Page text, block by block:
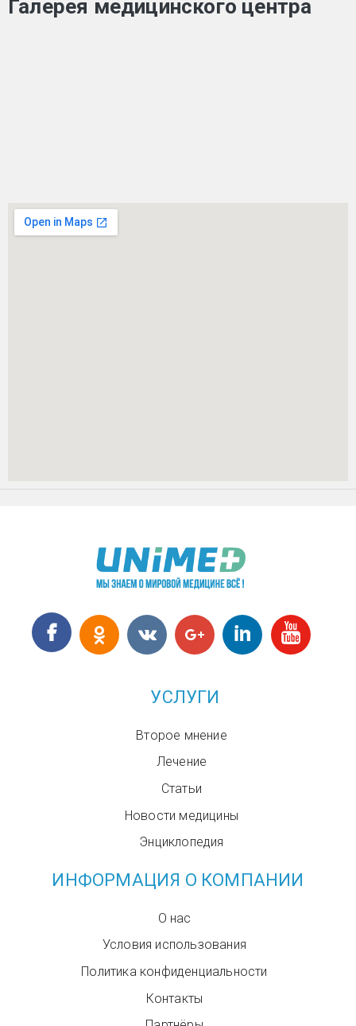
Галерея медицинского центра
УСЛУГИ
Второе мнение
Лечение
Статьи
Новости медицины
Энциклопедия
ИНФОРМАЦИЯ О КОМПАНИИ
О нас
Условия использования
Политика конфиденциальности
Контакты